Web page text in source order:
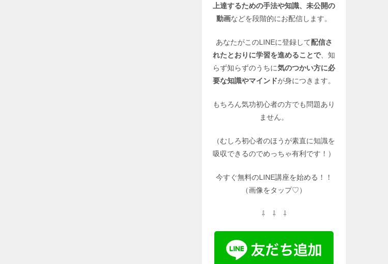
上達するための手法や知識、未公開の
動画などを段階的にお配信します。
あなたがこのLINEに登録して配信さ
れたとおりに学習を進めることで、知
らず知らずのうちに気のつかい方に必
要な知識やマインドが身につきます。
もちろん気功初心者の方でも問題あり
ません。
（むしろ初心者のほうが素直に知識を
吸収できるのでめっちゃ有利です！）
今すぐ無料のLINE講座を始める！！
（画像をタップ♡）
⇩ ⇩ ⇩